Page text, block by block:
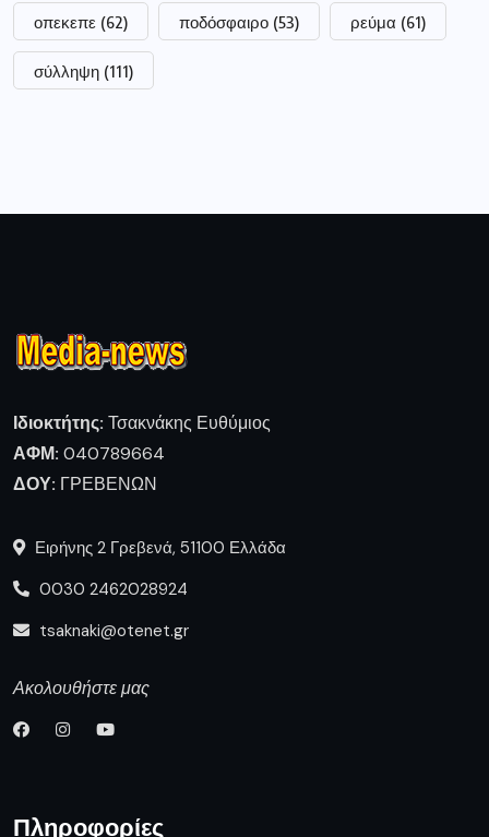
οπεκεπε (62) ποδόσφαιρο (53) ρεύμα (61)
σύλληψη (111)
Ιδιοκτήτης: Τσακνάκης Ευθύμιος
ΑΦΜ: 040789664
ΔΟΥ: ΓΡΕΒΕΝΩΝ
Ειρήνης 2 Γρεβενά, 51100 Ελλάδα
0030 2462028924
tsaknaki@otenet.gr
Ακολουθήστε μας
Πληροφορίες